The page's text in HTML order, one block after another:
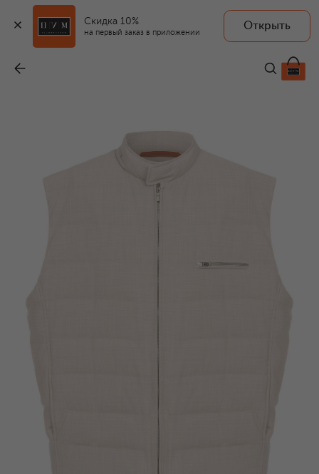
Скидка 10%
на первый заказ в приложении
Открыть
195 500 ₽